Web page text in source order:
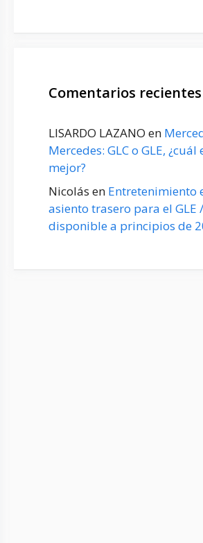
Comentarios recientes
LISARDO LAZANO en
Mercedes: GLC o GLE, ¿cuál
mejor?
Nicolás en Entretenimiento
asiento trasero para el GLE /
disponible a principios de